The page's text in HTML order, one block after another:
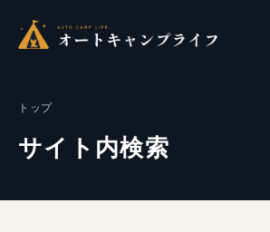
トップ
サイト内検索